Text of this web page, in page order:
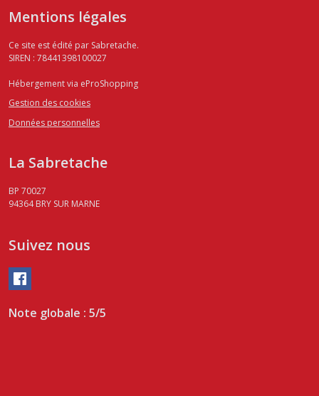
Mentions légales
Ce site est édité par Sabretache.
SIREN : 78441398100027
Hébergement via eProShopping
Gestion des cookies
Données personnelles
La Sabretache
BP 70027
94364 BRY SUR MARNE
Suivez nous
Note globale : 5/5